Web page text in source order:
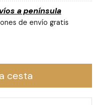
a península
de envío gratis
cesta